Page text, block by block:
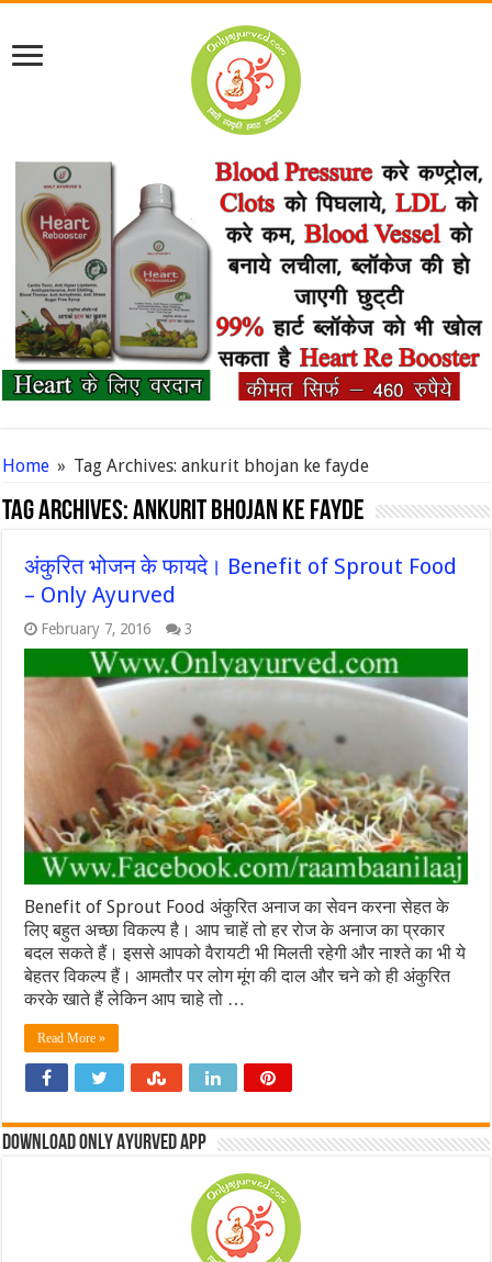
Home » Tag Archives: ankurit bhojan ke fayde
Tag Archives:ankurit bhojan ke fayde
अंकुरित भोजन के फायदे। Benefit of Sprout Food
– Only Ayurved
February 7, 2016 3
Benefit of Sprout Food अंकुरित अनाज का सेवन करना सेहत के
लिए बहुत अच्छा विकल्प है। आप चाहें तो हर रोज के अनाज का प्रकार
बदल सकते हैं। इससे आपको वैरायटी भी मिलती रहेगी और नाश्ते का भी ये
बेहतर विकल्प हैं। आमतौर पर लोग मूंग की दाल और चने को ही अंकुरित
करके खाते हैं लेकिन आप चाहे तो …
Read More »
Download Only Ayurved App